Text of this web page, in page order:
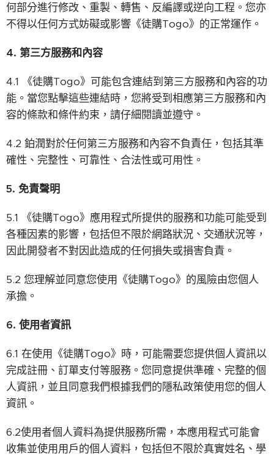
何部分進行修改、重製、轉售、反編譯或逆向工程。您亦
不得以任何方式妨礙或影響《徒購Togo》的正常運作。
4. 第三方服務和內容
4.1 《徒購Togo》可能包含連結到第三方服務和內容的功
能。當您點擊這些連結時，您將受到相應第三方服務和內
容的條款和條件約束，請仔細閱讀並遵守。
4.2 鉑潤對於任何第三方服務和內容不負責任，包括其準
確性、完整性、可靠性、合法性或可用性。
5. 免責聲明
5.1 《徒購Togo》應用程式所提供的服務和功能可能受到
各種因素的影響，包括但不限於網路狀況、交通狀況等，
因此開發者不對因此造成的任何損失或損害負責。
5.2 您理解並同意您使用《徒購Togo》的風險由您個人
承擔。
6. 使用者資訊
6.1 在使用《徒購Togo》時，可能需要您提供個人資訊以
完成註冊、訂單支付等服務。您同意提供準確、完整的個
人資訊，並且同意我們根據我們的隱私政策使用您的個人
資訊。
6.2使用者個人資料為提供服務所需，本應用程式可能會
收集並使用用戶的個人資料，包括但不限於真實姓名、學